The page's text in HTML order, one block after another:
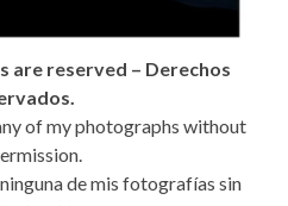
are reserved – Derechos
of my photographs without
de mis fotografías sin